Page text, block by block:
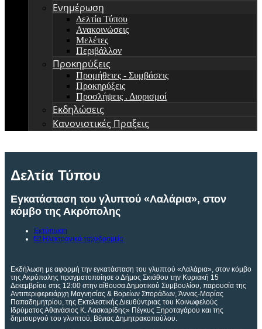
Ενημέρωση
Δελτία Τύπου
Ανακοινώσεις
Μελέτες
Περιβάλλον
Προκηρύξεις
Προμήθειες - Συμβάσεις
Προκηρύξεις
Προσλήψεις . Διορισμοί
Εκδηλώσεις
Κανονιστικές Πραξεις
Δελτία Τύπου
Eγκατάσταση του γλυπτού «Λαλάρια», στον
κόμβο της Ακρόπολης
Εκτύπωση
Ηλεκτρονικό ταχυδρομείο
Εκδήλωση με αφορμή την εγκατάσταση του γλυπτού «Λαλάρια», στον κόμβο
της Ακρόπολης πραγματοποίησε ο Δήμος Σκιάθου την Κυριακή 15
Δεκεμβρίου στις 12:00 στην αίθουσα Δημοτικού Συμβουλίου, παρουσία της
Αντιπεριφερειάρχη Μαγνησίας & Βορείων Σποράδων, Άννας-Μαρίας
Παπαδημητρίου, της Εκτελεστικής Διευθύντριας του Κοινωφελούς
Ιδρύματος Αθανάσιος Κ. Λασκαρίδης» Πέγκυς Ξηροταγάρου και της
δημιουργού του γλυπτού, Βένιας Δημητρακοπούλου.